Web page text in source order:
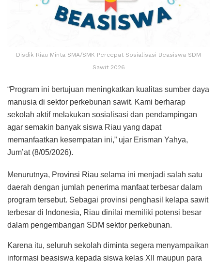
Disdik Riau Minta SMA/SMK Percepat Sosialisasi Beasiswa SDM
Sawit 2026
“Program ini bertujuan meningkatkan kualitas sumber daya
manusia di sektor perkebunan sawit. Kami berharap
sekolah aktif melakukan sosialisasi dan pendampingan
agar semakin banyak siswa Riau yang dapat
memanfaatkan kesempatan ini,” ujar Erisman Yahya,
Jum’at (8/05/2026).
Menurutnya, Provinsi Riau selama ini menjadi salah satu
daerah dengan jumlah penerima manfaat terbesar dalam
program tersebut. Sebagai provinsi penghasil kelapa sawit
terbesar di Indonesia, Riau dinilai memiliki potensi besar
dalam pengembangan SDM sektor perkebunan.
Karena itu, seluruh sekolah diminta segera menyampaikan
informasi beasiswa kepada siswa kelas XII maupun para